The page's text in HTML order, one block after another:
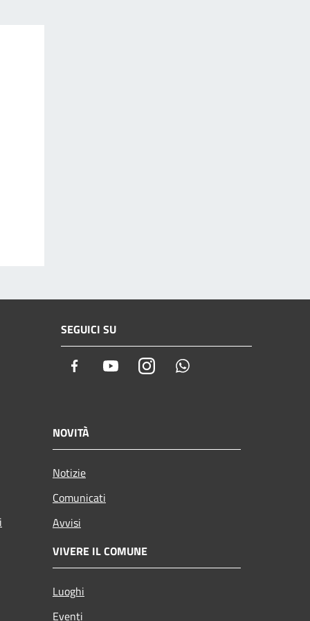
SEGUICI SU
Facebook YoutubeInstagram
NOVITÀ
Notizie
Comunicati
Avvisi
VIVERE IL COMUNE
Luoghi
Eventi